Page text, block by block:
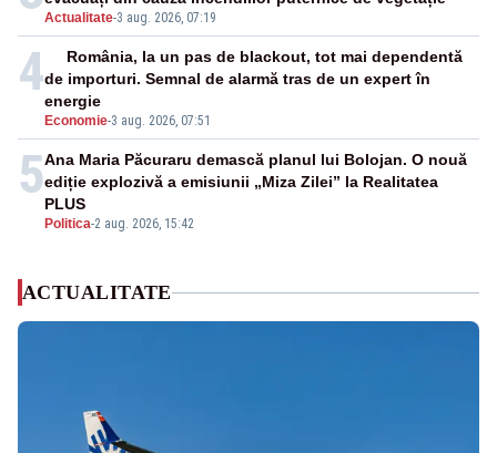
Actualitate-3 aug. 2026, 07:19
4
Economie-3 aug. 2026, 07:51
România, la un pas de blackout, tot mai dependentă
de importuri. Semnal de alarmă tras de un expert în
energie
5
Politica-2 aug. 2026, 15:42
Ana Maria Păcuraru demască planul lui Bolojan. O nouă
ediție explozivă a emisiunii „Miza Zilei” la Realitatea
PLUS
ACTUALITATE